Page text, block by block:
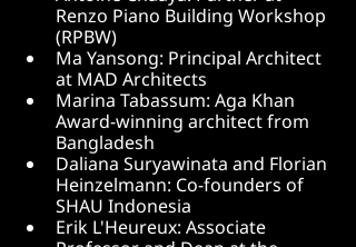
Renzo Piano Building Workshop
(RPBW)
Ma Yansong: Principal Architect
at MAD Architects
Marina Tabassum: Aga Khan
Award-winning architect from
Bangladesh
Daliana Suryawinata and Florian
Heinzelmann: Co-founders of
SHAU Indonesia
Erik L'Heureux: Associate